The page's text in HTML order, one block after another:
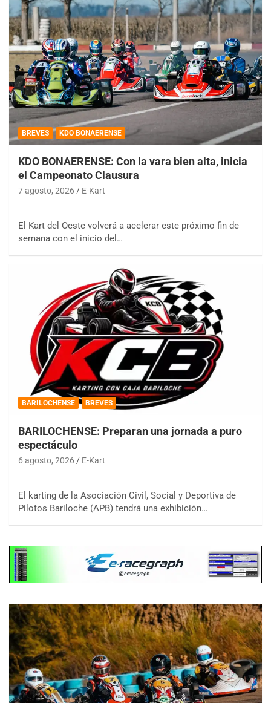
BREVES KDO BONAERENSE
KDO BONAERENSE: Con la vara bien alta, inicia
el Campeonato Clausura
7 agosto, 2026 E-Kart
El Kart del Oeste volverá a acelerar este próximo fin de
semana con el inicio del…
BARILOCHENSE BREVES
BARILOCHENSE: Preparan una jornada a puro
espectáculo
6 agosto, 2026 E-Kart
El karting de la Asociación Civil, Social y Deportiva de
Pilotos Bariloche (APB) tendrá una exhibición…